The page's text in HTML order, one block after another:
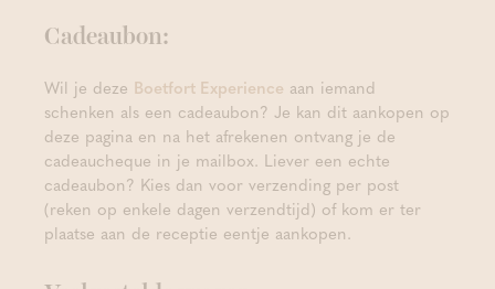
Cadeaubon:
Wil je deze Boetfort Experience aan iemand
schenken als een cadeaubon? Je kan dit aankopen op
deze pagina en na het afrekenen ontvang je de
cadeaucheque in je mailbox. Liever een echte
cadeaubon? Kies dan voor verzending per post
(reken op enkele dagen verzendtijd) of kom er ter
plaatse aan de receptie eentje aankopen.